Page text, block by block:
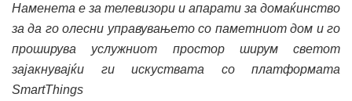
Наменета е за телевизори и апарати за домаќинство
за да го олесни управувањето со паметниот дом и го
проширува услужниот простор ширум светот
зајакнувајќи ги искуствата со платформата
SmartThings